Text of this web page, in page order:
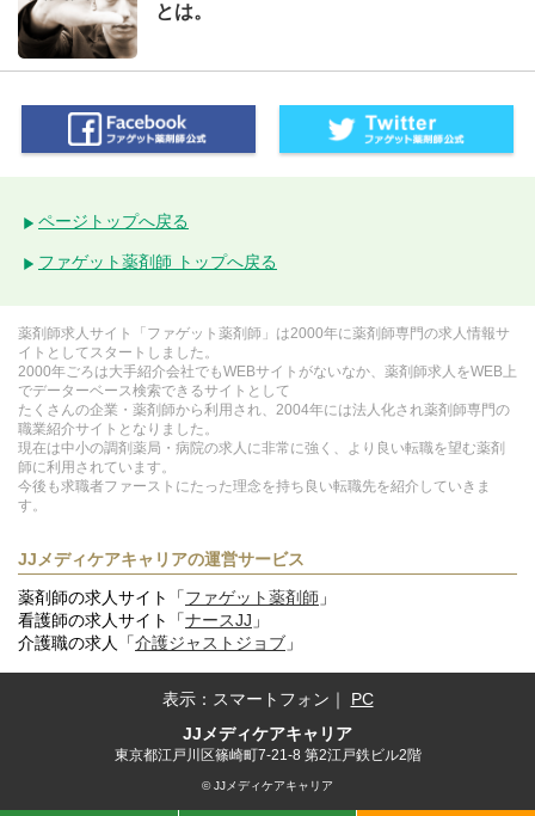
とは。
ページトップへ戻る
ファゲット薬剤師 トップへ戻る
薬剤師求人サイト「ファゲット薬剤師」は2000年に薬剤師専門の求人情報サ
イトとしてスタートしました。
2000年ごろは大手紹介会社でもWEBサイトがないなか、薬剤師求人をWEB上
でデーターベース検索できるサイトとして
たくさんの企業・薬剤師から利用され、2004年には法人化され薬剤師専門の
職業紹介サイトとなりました。
現在は中小の調剤薬局・病院の求人に非常に強く、より良い転職を望む薬剤
師に利用されています。
今後も求職者ファーストにたった理念を持ち良い転職先を紹介していきま
す。
JJメディケアキャリアの運営サービス
薬剤師の求人サイト「ファゲット薬剤師 」
看護師の求人サイト「ナースJJ 」
介護職の求人「介護ジャストジョブ 」
表示： スマートフォン ｜ PC
JJメディケアキャリア
東京都江戸川区篠崎町7-21-8 第2江戸鉄ビル2階
© JJメディケアキャリア